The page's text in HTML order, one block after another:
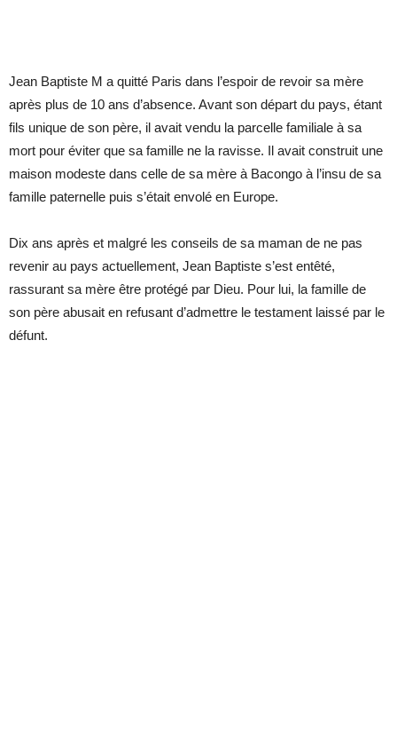
Jean Baptiste M a quitté Paris dans l’espoir de revoir sa mère
après plus de 10 ans d’absence. Avant son départ du pays, étant
fils unique de son père, il avait vendu la parcelle familiale à sa
mort pour éviter que sa famille ne la ravisse. Il avait construit une
maison modeste dans celle de sa mère à Bacongo à l’insu de sa
famille paternelle puis s’était envolé en Europe.
Dix ans après et malgré les conseils de sa maman de ne pas
revenir au pays actuellement, Jean Baptiste s’est entêté,
rassurant sa mère être protégé par Dieu. Pour lui, la famille de
son père abusait en refusant d’admettre le testament laissé par le
défunt.